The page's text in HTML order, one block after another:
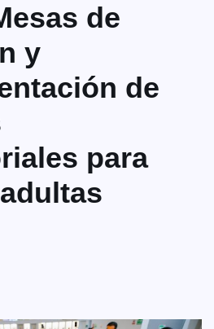
de
y
de
para